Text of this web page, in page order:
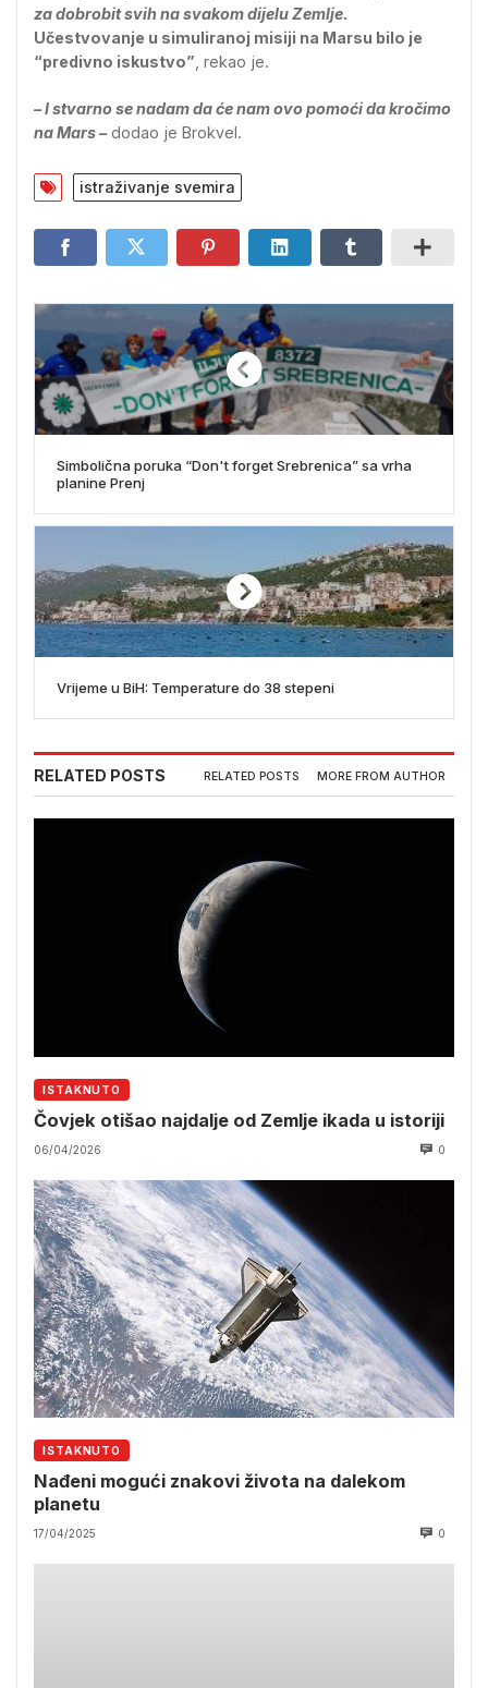
za dobrobit svih na svakom dijelu Zemlje.
Učestvovanje u simuliranoj misiji na Marsu bilo je
“predivno iskustvo” , rekao je.
– I stvarno se nadam da će nam ovo pomoći da kročimo
na Mars –dodao je Brokvel.
istraživanje svemira
Simbolična poruka “Don't forget Srebrenica” sa vrha
planine Prenj
Vrijeme u BiH: Temperature do 38 stepeni
RELATED POSTS RELATED POSTS MORE FROM AUTHOR
ISTAKNUTO
Čovjek otišao najdalje od Zemlje ikada u istoriji
06/04/2026 0
ISTAKNUTO
Nađeni mogući znakovi života na dalekom
planetu
17/04/2025 0